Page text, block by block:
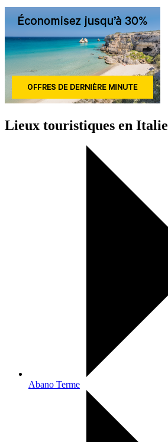
Lieux touristiques en Italie
Abano Terme